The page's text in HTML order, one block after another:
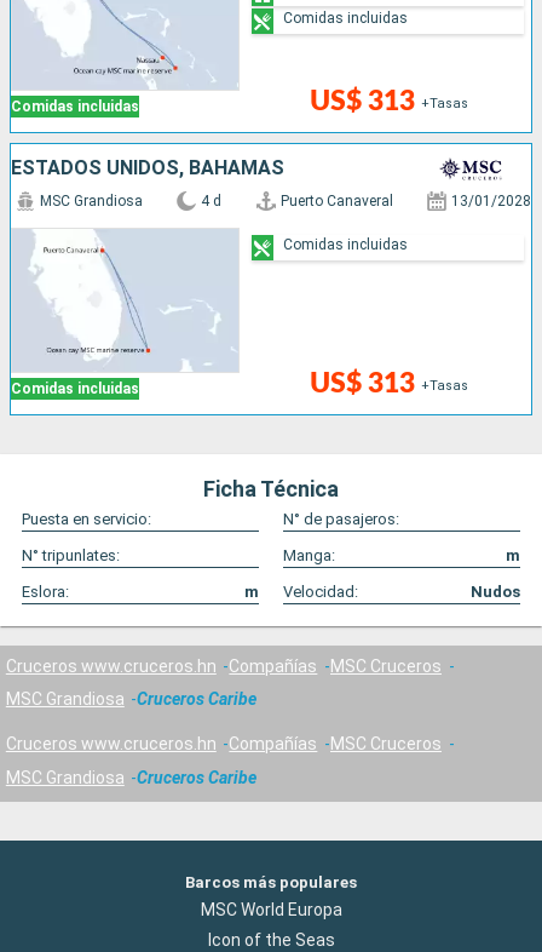
Comidas incluidas US$ 313 +Tasas
Comidas incluidas
ESTADOS UNIDOS, BAHAMAS
Comidas incluidas
MSC Grandiosa 4 d Puerto Canaveral 13/01/2028
US$ 313 +Tasas
Comidas incluidas
Ficha Técnica
Puesta en servicio:
N° de pasajeros:
N° tripunlates:
Manga:
m
Eslora:
m Velocidad: Nudos
Cruceros www.cruceros.hn Compañías
MSC Cruceros
MSC Grandiosa
Cruceros Caribe
Cruceros www.cruceros.hn Compañías
MSC Cruceros
MSC Grandiosa
Cruceros Caribe
Barcos más populares
MSC World Europa
Icon of the Seas